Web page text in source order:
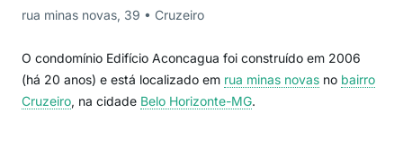
rua minas novas, 39 • Cruzeiro
O condomínio Edifício Aconcagua foi construído em 2006
(há 20 anos) e está localizado em rua minas novas no bairro
Cruzeiro, na cidade Belo Horizonte-MG.